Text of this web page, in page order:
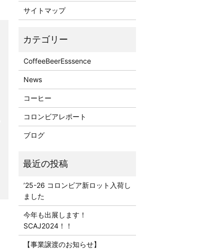
サイトマップ
CoffeeBeerEsssence
News
コーヒー
コロンビアレポート
ブログ
’25-26 コロンビア新ロット入荷し
ました
今年も出展します！
SCAJ2024！！
【事業譲渡のお知らせ】